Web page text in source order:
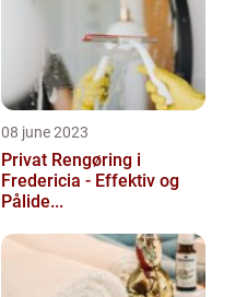
08 june 2023
Privat Rengøring i
Fredericia - Effektiv og
Pålide...